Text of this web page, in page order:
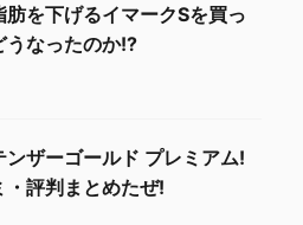
肪を下げるイマークSを買っ
うなったのか!?
ンザーゴールド プレミアム!
・評判まとめたぜ!